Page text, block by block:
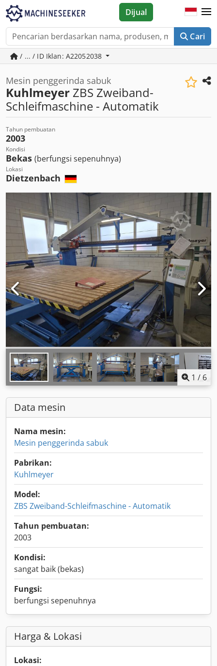
Cari
Dijual
/ ... / ID Iklan: A22052038
Mesin penggerinda sabuk
Kuhlmeyer ZBS Zweiband-
Schleifmaschine - Automatik
Tahun pembuatan
2003
Kondisi
Bekas (berfungsi sepenuhnya)
Lokasi
Dietzenbach
1 / 6
Data mesin
Nama mesin:
Mesin penggerinda sabuk
Pabrikan:
Kuhlmeyer
Model:
ZBS Zweiband-Schleifmaschine - Automatik
Tahun pembuatan:
2003
Kondisi:
sangat baik (bekas)
Fungsi:
berfungsi sepenuhnya
Harga & Lokasi
Lokasi: